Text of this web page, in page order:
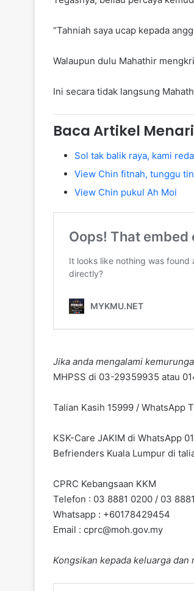
“Tahniah saya ucap kepada
Walaupun dulu Mahathir
Ini secara tidak langsung
Baca Artikel
Sol tak balik raya, kami
View Chin fitnah, tunggu
View Chin pukul Ah Moi
Jika anda mengalami
MHPSS di 03-29359935 atau
Talian Kasih 15999 / WhatsApp
KSK-Care JAKIM di WhatsApp
Befrienders Kuala Lumpur di
CPRC Kebangsaan KKM
Telefon : 03 8881 0200 / 03
Whatsapp : +60178429454
Email : cprc@moh.gov.my
Kongsikan kepada keluarga dan